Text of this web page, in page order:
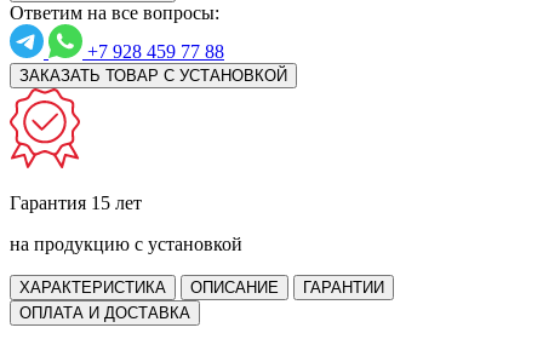
Ответим на все вопросы:
+7 928 459 77 88
ЗАКАЗАТЬ ТОВАР С УСТАНОВКОЙ
Гарантия 15 лет
на продукцию с установкой
ХАРАКТЕРИСТИКА ОПИСАНИЕ
ГАРАНТИИ
ОПЛАТА И ДОСТАВКА